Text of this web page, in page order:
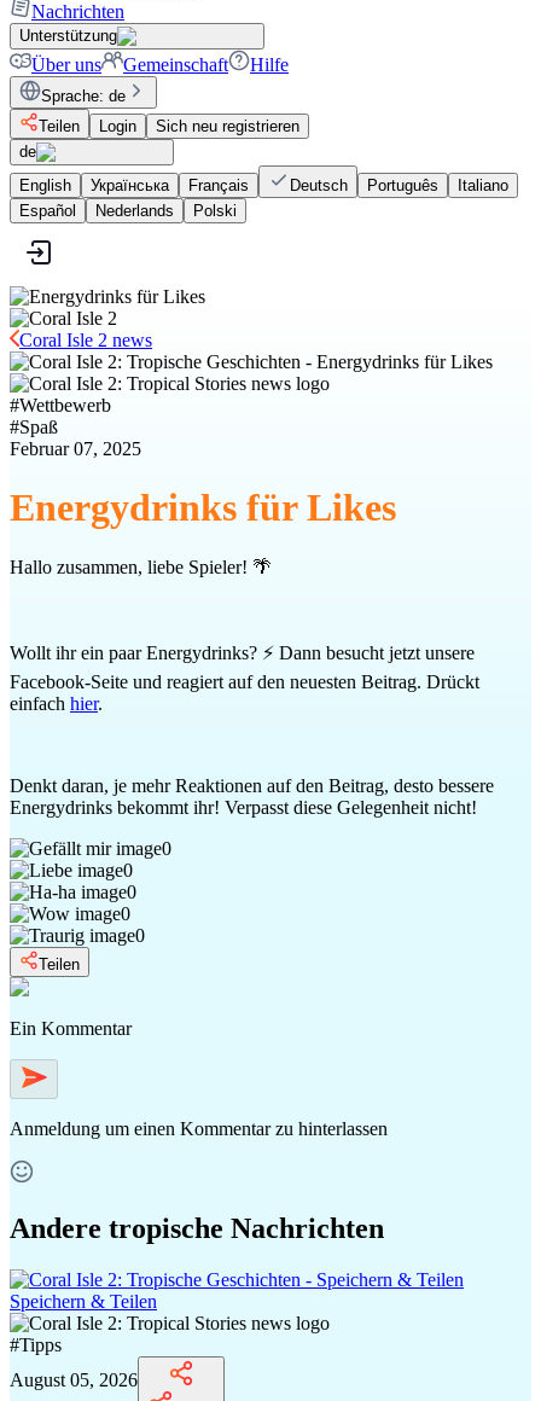
Nachrichten
Unterstützung
Über uns Gemeinschaft Hilfe
Sprache: de
Teilen
Login
Sich neu registrieren
de
English
Українська Français Deutsch Português
Italiano
Español
Nederlands Polski
Coral Isle 2 news
#Wettbewerb
#Spaß
Februar 07, 2025
Energydrinks für Likes
Hallo zusammen, liebe Spieler! 🌴
Wollt ihr ein paar Energydrinks? ⚡ Dann besucht jetzt unsere
Facebook-Seite und reagiert auf den neuesten Beitrag. Drückt
einfach hier.
Denkt daran, je mehr Reaktionen auf den Beitrag, desto bessere
Energydrinks bekommt ihr! Verpasst diese Gelegenheit nicht!
0
0
0
0
0
Teilen
Ein Kommentar
Anmeldung um einen Kommentar zu hinterlassen
Andere tropische Nachrichten
Speichern & Teilen
#Tipps
August 05, 2026